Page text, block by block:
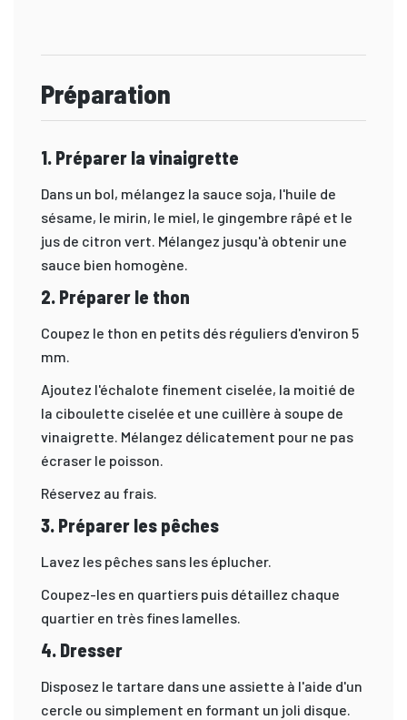
Préparation
1. Préparer la vinaigrette
Dans un bol, mélangez la sauce soja, l'huile de
sésame, le mirin, le miel, le gingembre râpé et le
jus de citron vert. Mélangez jusqu'à obtenir une
sauce bien homogène.
2. Préparer le thon
Coupez le thon en petits dés réguliers d'environ 5
mm.
Ajoutez l'échalote finement ciselée, la moitié de
la ciboulette ciselée et une cuillère à soupe de
vinaigrette. Mélangez délicatement pour ne pas
écraser le poisson.
Réservez au frais.
3. Préparer les pêches
Lavez les pêches sans les éplucher.
Coupez-les en quartiers puis détaillez chaque
quartier en très fines lamelles.
4. Dresser
Disposez le tartare dans une assiette à l'aide d'un
cercle ou simplement en formant un joli disque.